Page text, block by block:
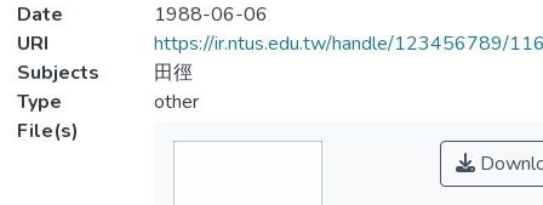
Date
1988-06-06
URI
https://ir.ntus.edu.tw/handle/123456789/
Subjects
田徑
Type
other
File(s)